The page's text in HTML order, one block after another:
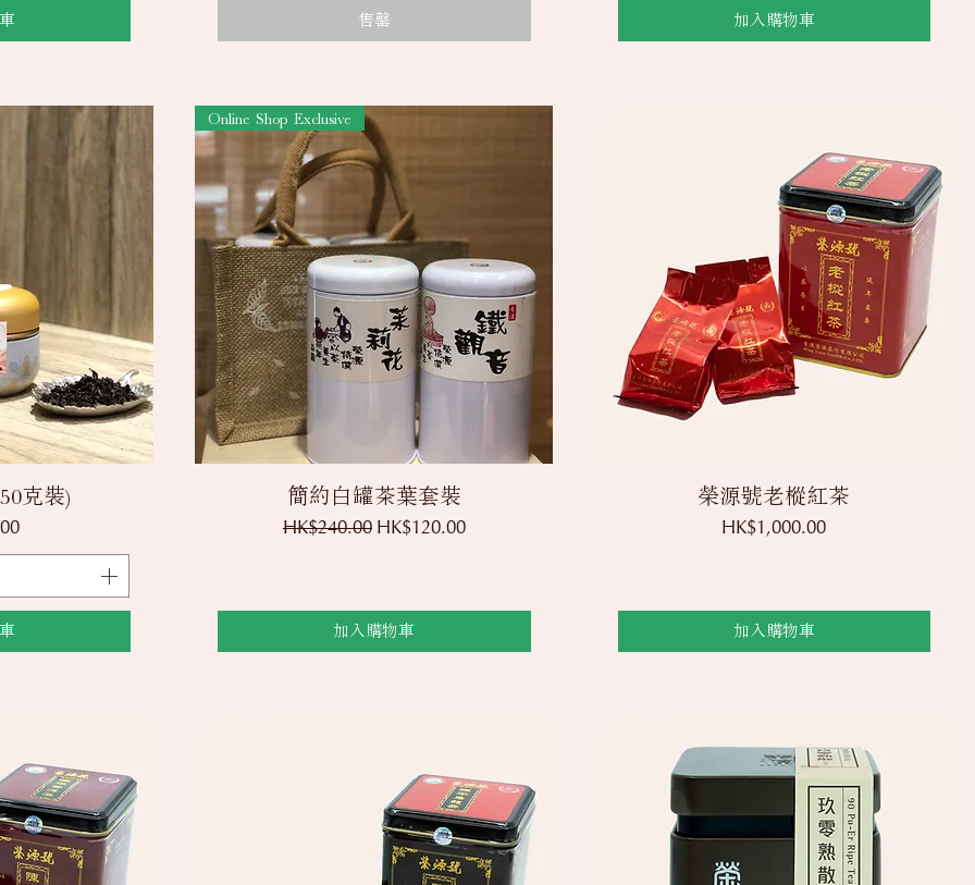
售罄 加入購物車
克裝)
快速瀏覽
Online Shop Exclusive
簡約白罐茶葉套裝
一般價格
HK$240.00 促銷價格
HK$120.00
加入購物車
快速瀏覽
榮源號老樅紅茶
價格
HK$1,000.00
加入購物車